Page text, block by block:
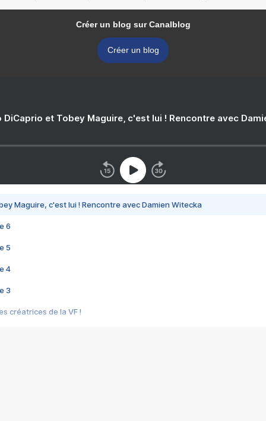
Créer un blog sur Canalblog
Créer un blog
DiCaprio et Tobey Maguire, c'est lui ! Rencontre avec
Maguire, c'est lui ! Rencontre avec Damien Witecka
6
5
4
3
créatrices de la VF !